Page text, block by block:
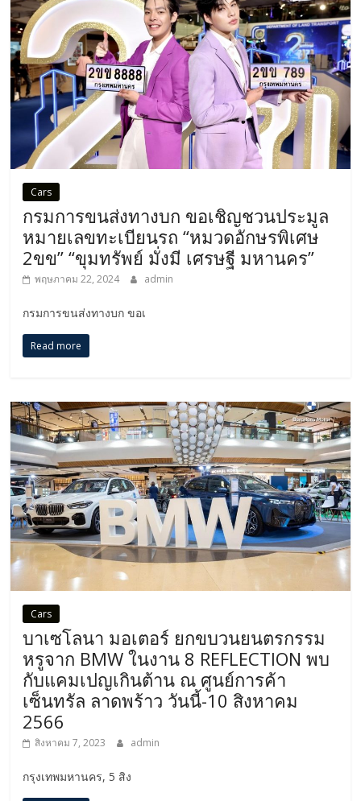
Cars
กรมการขนส่งทางบก ขอเชิญชวนประมูล
หมายเลขทะเบียนรถ “หมวดอักษรพิเศษ
2ขข” “ขุมทรัพย์ มั่งมี เศรษฐี มหานคร”
พฤษภาคม 22, 2024 admin
กรมการขนส่งทางบก ขอเ
Read more
Cars
บาเซโลนา มอเตอร์ ยกขบวนยนตรกรรม
หรูจาก BMW ในงาน 8 REFLECTION พบ
กับแคมเปญเกินต้าน ณ ศูนย์การค้า
เซ็นทรัล ลาดพร้าว วันนี้-10 สิงหาคม
2566
สิงหาคม 7, 2023 admin
กรุงเทพมหานคร, 5 สิง